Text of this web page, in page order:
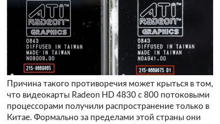
Причина такого противоречия может крыться в том,
что видеокарты Radeon HD 4830 с 800 потоковыми
процессорами получили распространение только в
Китае. Формально за пределами этой страны они